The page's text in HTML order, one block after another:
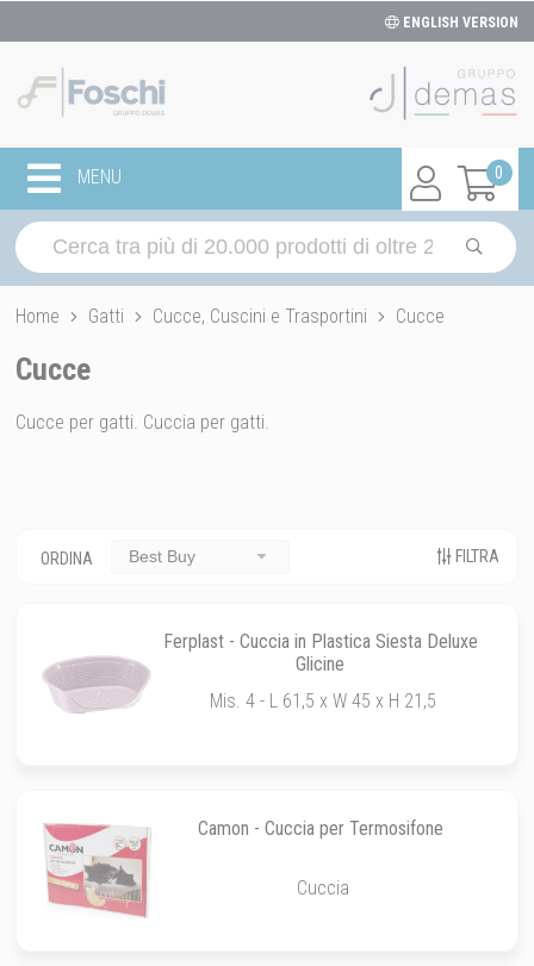
ENGLISH VERSION
0
MENU
Home Gatti Cucce, Cuscini e Trasportini Cucce
Cucce
Cucce per gatti. Cuccia per gatti.
ORDINA Best Buy FILTRA
Ferplast - Cuccia in Plastica Siesta Deluxe
Glicine
Mis. 4 - L 61,5 x W 45 x H 21,5
Camon - Cuccia per Termosifone
Cuccia